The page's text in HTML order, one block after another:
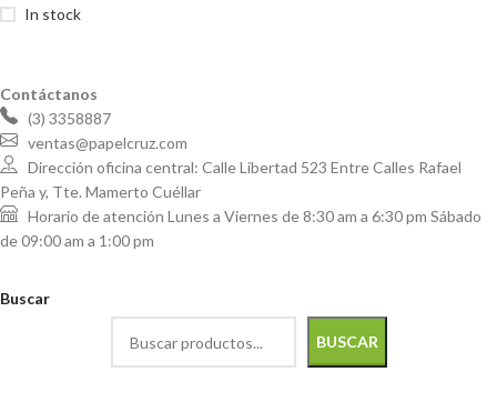
In stock
Contáctanos
(3) 3358887
ventas@papelcruz.com
Dirección oficina central: Calle Libertad 523 Entre Calles Rafael
Peña y, Tte. Mamerto Cuéllar
Horario de atención Lunes a Viernes de 8:30 am a 6:30 pm Sábado
de 09:00 am a 1:00 pm
Buscar
BUSCAR